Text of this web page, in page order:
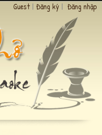
Guest | Đăng ký | Đăng nhập